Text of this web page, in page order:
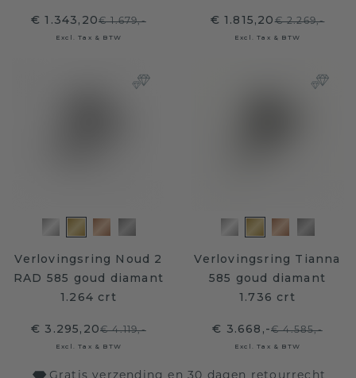
€ 1.343,20€ 1.679,-
Excl. Tax & BTW
€ 1.815,20€ 2.269,-
Excl. Tax & BTW
Verlovingsring Noud 2
RAD 585 goud diamant
1.264 crt
€ 3.295,20€ 4.119,-
Excl. Tax & BTW
Verlovingsring Tianna
585 goud diamant
1.736 crt
€ 3.668,-€ 4.585,-
Excl. Tax & BTW